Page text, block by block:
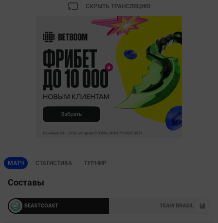
СКРЫТЬ ТРАНСЛЯЦИЮ
МАТЧ СТАТИСТИКА ТУРНИР
Составы
BEASTCOAST TEAM BRASIL